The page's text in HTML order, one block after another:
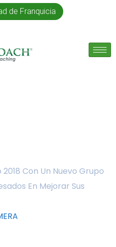
de Franquicia
Con Un Nuevo Grupo
En Mejorar Sus